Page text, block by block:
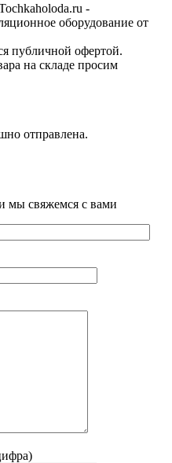
-
оборудование от
публичной офертой.
на складе просим
отправлена.
мы свяжемся с вами